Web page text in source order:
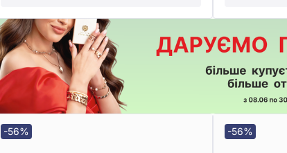
-56% -56%